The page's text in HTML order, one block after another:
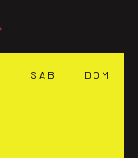
SAB DOM